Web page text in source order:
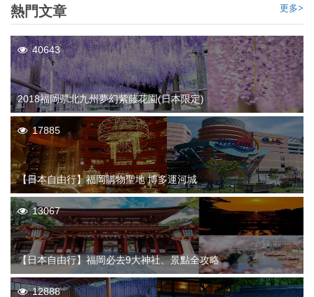
熱門文章 更多>
2018福岡県北九州夢幻紫藤花園(日本限定)
40643
【日本自由行】福岡購物聖地 博多運河城
17885
【日本自由行】福岡必去9大神社、景點全攻略
13067
12888